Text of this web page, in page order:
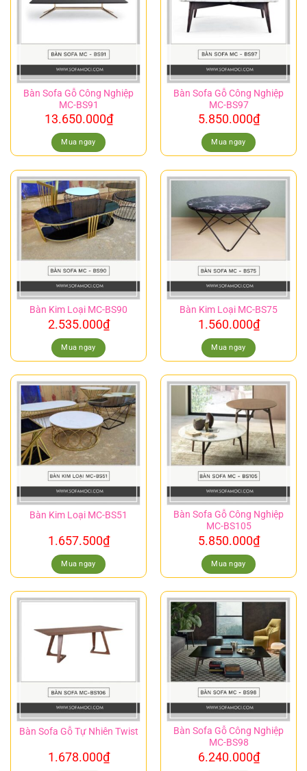
Bàn Sofa Gỗ Công Nghiệp
MC-BS91
13.650.000₫
Mua ngay
Bàn Sofa Gỗ Công Nghiệp
MC-BS97
5.850.000₫
Mua ngay
Bàn Kim Loại MC-BS90
2.535.000₫
Mua ngay
Bàn Kim Loại MC-BS75
1.560.000₫
Mua ngay
Bàn Kim Loại MC-BS51
1.657.500₫
Mua ngay
Bàn Sofa Gỗ Công Nghiệp
MC-BS105
5.850.000₫
Mua ngay
Bàn Sofa Gỗ Tự Nhiên Twist
1.678.000₫
Bàn Sofa Gỗ Công Nghiệp
MC-BS98
6.240.000₫